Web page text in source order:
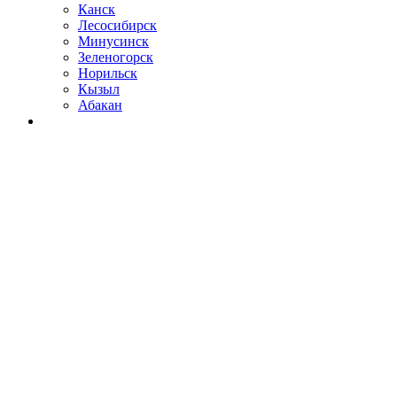
Канск
Лесосибирск
Минусинск
Зеленогорск
Норильск
Кызыл
Абакан